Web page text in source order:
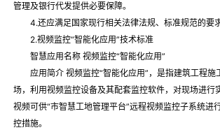
管理及银行代发提供必要保障。
4.还应满足国家现行相关法律法规、标准规范的要
2.视频监控“智能化应用”技术标准
智慧应用名称 视频监控“智能化应用”
应用简介 视频监控“智能化应用”，是指建筑工程施
场，利用视频监控设备及其配套监控软件，对现场进行
视频可供“市智慧工地管理平台”远程视频监控子系统进
控措施。